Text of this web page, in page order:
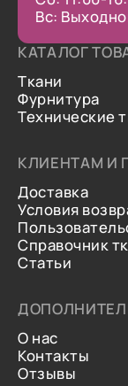
Вс:
КАТАЛОГ
Ткани
Фурнитура
Технические
КЛИЕНТАМ И
Доставка
Условия
Справочник
Статьи
О нас
Контакты
Отзывы